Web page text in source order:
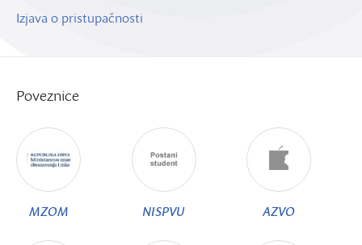
Izjava o pristupačnosti
Poveznice
MZOM NISPVU AZVO